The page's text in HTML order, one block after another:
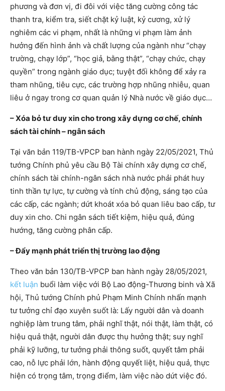
phương và đơn vị, đi đôi với việc tăng cường công tác
thanh tra, kiểm tra, siết chặt kỷ luật, kỷ cương, xử lý
nghiêm các vi phạm, nhất là những vi phạm làm ảnh
hưởng đến hình ảnh và chất lượng của ngành như “chạy
trường, chạy lớp”, “học giả, bằng thật”, “chạy chức, chạy
quyền” trong ngành giáo dục; tuyệt đối không để xảy ra
tham nhũng, tiêu cực, các trường hợp nhũng nhiễu, quan
liêu ở ngay trong cơ quan quản lý Nhà nước về giáo dục…
– Xóa bỏ tư duy xin cho trong xây dựng cơ chế, chính
sách tài chính – ngân sách
Tại văn bản 119/TB-VPCP ban hành ngày 22/05/2021, Thủ
tướng Chính phủ yêu cầu Bộ Tài chính xây dựng cơ chế,
chính sách tài chính-ngân sách nhà nước phải phát huy
tinh thần tự lực, tự cường và tính chủ động, sáng tạo của
các cấp, các ngành; dứt khoát xóa bỏ quan liêu bao cấp, tư
duy xin cho. Chi ngân sách tiết kiệm, hiệu quả, đúng
hướng, tăng cường phân cấp.
– Đẩy mạnh phát triển thị trường lao động
Theo văn bản 130/TB-VPCP ban hành ngày 28/05/2021,
kết luận buổi làm việc với Bộ Lao động-Thương binh và Xã
hội, Thủ tướng Chính phủ Phạm Minh Chính nhấn mạnh
tư tưởng chỉ đạo xuyên suốt là: Lấy người dân và doanh
nghiệp làm trung tâm, phải nghĩ thật, nói thật, làm thật, có
hiệu quả thật, người dân được thụ hưởng thật; suy nghĩ
phải kỹ lưỡng, tư tưởng phải thông suốt, quyết tâm phải
cao, nỗ lực phải lớn, hành động quyết liệt, hiệu quả, thực
hiện có trọng tâm, trọng điểm, làm việc nào dứt việc đó.